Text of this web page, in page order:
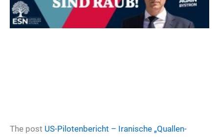
The post US-Pilotenbericht – Iranische „Quallen-